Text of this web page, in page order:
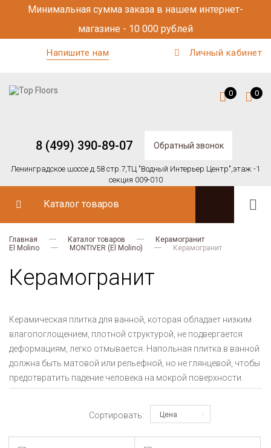
Минимальная сумма заказа в нашем интернет-
магазине - 10 000 рублей
Напишите нам Личный кабинет
8 (499) 390-89-07 Обратный звонок
Ленинградское шоссе д.58 стр.7,ТЦ "Водный Интерьер Центр",этаж -1
секция 009-010
0 0
Каталог товаров
Главная Каталог товаров
Керамогранит
El Molino
MONTIVER (El Molino) Керамогранит
Керамогранит
Керамическая плитка для ванной, которая обладает низким
влагопоглощением, плотной структурой, не подвергается
деформациям, легко отмывается. Напольная плитка в ванной
должна быть матовой или рельефной, но не глянцевой, чтобы
предотвратить падение человека на мокрой поверхности.
Сортировать: Цена